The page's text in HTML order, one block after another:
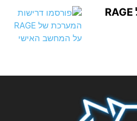
פורסמו דרישות המערכת של RAGE